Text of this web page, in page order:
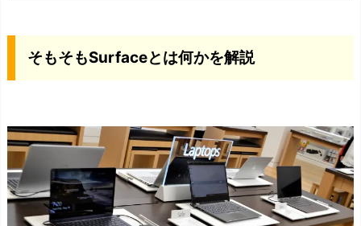
そ
も
S
r
f
a
c
e
そもそもSurfaceとは何かを解説